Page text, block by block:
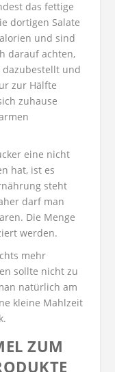
das fettige
dortigen Salate
und sind
darauf achten,
dazubestellt und
zur Hälfte
zuhause
eine nicht
hat, ist es
steht
darf man
Die Menge
werden.
mehr
sollte nicht zu
natürlich am
kleine Mahlzeit
ZUM